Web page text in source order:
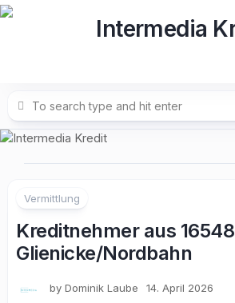
Skip
Vermittlung
Kreditnehmer aus 16548
Glienicke/Nordbahn
by Dominik Laube 14. April 2026